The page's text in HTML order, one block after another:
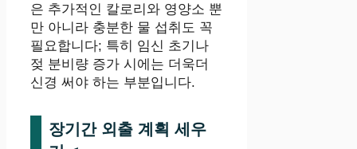
은 추가적인 칼로리와 영양소 뿐
만 아니라 충분한 물 섭취도 꼭
필요합니다; 특히 임신 초기나
젖 분비량 증가 시에는 더욱더
신경 써야 하는 부분입니다.
장기간 외출 계획 세우